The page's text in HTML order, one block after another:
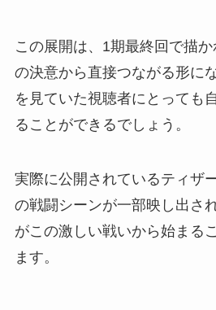
この展開は、1期最終回で描
の決意から直接つながる形に
を見ていた視聴者にとっても
ることができるでしょう。
実際に公開されているティザ
の戦闘シーンが一部映し出さ
がこの激しい戦いから始まる
ます。